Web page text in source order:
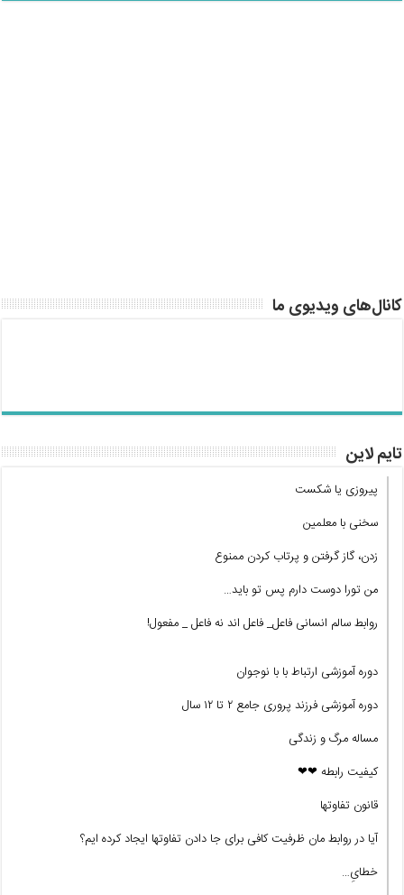
کانال‌های ویدیوی ما
تایم لاین
پیروزی یا شکست
سخنی با معلمین
زدن، گاز گرفتن و پرتاب کردن ممنوع
من تورا دوست دارم پس تو باید…
روابط سالم انسانی فاعل_ فاعل اند نه فاعل _ مفعول!
دوره آموزشی ارتباط با با نوجوان
دوره آموزشی فرزند پروری جامع ۲ تا ۱۲ سال
مساله مرگ و زندگی
کیفیت رابطه ❤❤
قانون تفاوتها
آیا در روابط مان ظرفیت کافی برای جا دادن تفاوتها ایجاد کرده ایم؟
خطایِ…